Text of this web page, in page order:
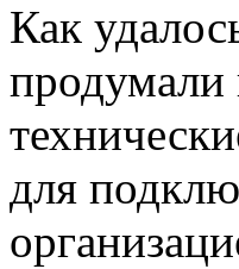
Как
для